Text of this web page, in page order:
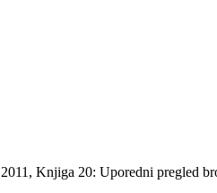
Knjiga 20: Uporedni pregled